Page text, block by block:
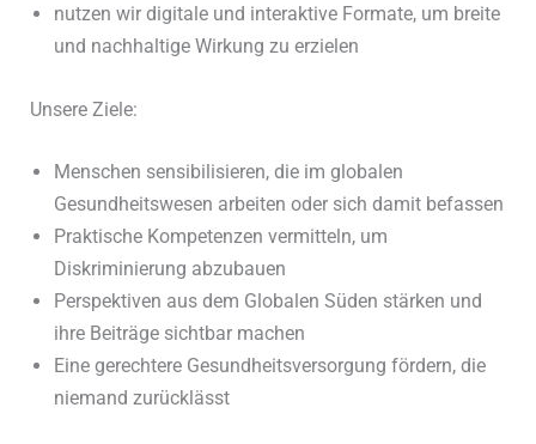
nutzen wir digitale und interaktive Formate, um breite
und nachhaltige Wirkung zu erzielen
Unsere Ziele:
Menschen sensibilisieren, die im globalen
Gesundheitswesen arbeiten oder sich damit befassen
Praktische Kompetenzen vermitteln, um
Diskriminierung abzubauen
Perspektiven aus dem Globalen Süden stärken und
ihre Beiträge sichtbar machen
Eine gerechtere Gesundheitsversorgung fördern, die
niemand zurücklässt